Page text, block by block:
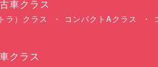
車クラス
ラ）クラス コンパクトAクラス
クラス